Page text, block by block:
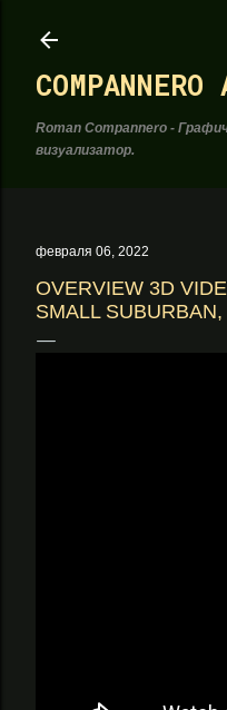
COMPANNERO
Roman Compannero -
визуализатор.
февраля 06, 2022
OVERVIEW 3D
SMALL